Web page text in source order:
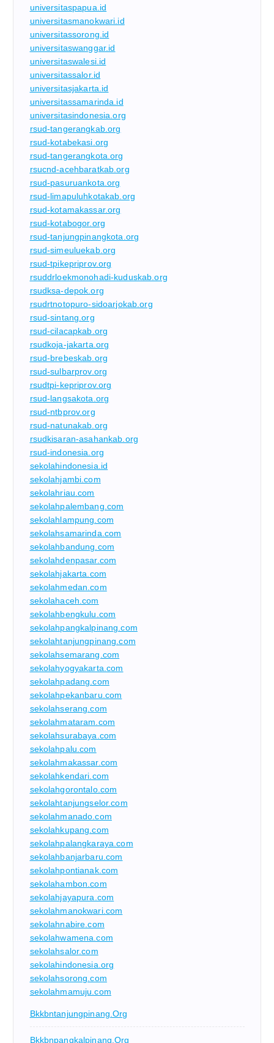
universitaspapua.id
universitasmanokwari.id
universitassorong.id
universitaswanggar.id
universitaswalesi.id
universitassalor.id
universitasjakarta.id
universitassamarinda.id
universitasindonesia.org
rsud-tangerangkab.org
rsud-kotabekasi.org
rsud-tangerangkota.org
rsucnd-acehbaratkab.org
rsud-pasuruankota.org
rsud-limapuluhkotakab.org
rsud-kotamakassar.org
rsud-kotabogor.org
rsud-tanjungpinangkota.org
rsud-simeuluekab.org
rsud-tpikepriprov.org
rsuddrloekmonohadi-kuduskab.org
rsudksa-depok.org
rsudrtnotopuro-sidoarjokab.org
rsud-sintang.org
rsud-cilacapkab.org
rsudkoja-jakarta.org
rsud-brebeskab.org
rsud-sulbarprov.org
rsudtpi-kepriprov.org
rsud-langsakota.org
rsud-ntbprov.org
rsud-natunakab.org
rsudkisaran-asahankab.org
rsud-indonesia.org
sekolahindonesia.id
sekolahjambi.com
sekolahriau.com
sekolahpalembang.com
sekolahlampung.com
sekolahsamarinda.com
sekolahbandung.com
sekolahdenpasar.com
sekolahjakarta.com
sekolahmedan.com
sekolahaceh.com
sekolahbengkulu.com
sekolahpangkalpinang.com
sekolahtanjungpinang.com
sekolahsemarang.com
sekolahyogyakarta.com
sekolahpadang.com
sekolahpekanbaru.com
sekolahserang.com
sekolahmataram.com
sekolahsurabaya.com
sekolahpalu.com
sekolahmakassar.com
sekolahkendari.com
sekolahgorontalo.com
sekolahtanjungselor.com
sekolahmanado.com
sekolahkupang.com
sekolahpalangkaraya.com
sekolahbanjarbaru.com
sekolahpontianak.com
sekolahambon.com
sekolahjayapura.com
sekolahmanokwari.com
sekolahnabire.com
sekolahwamena.com
sekolahsalor.com
sekolahindonesia.org
sekolahsorong.com
sekolahmamuju.com
Bkkbntanjungpinang.org
Bkkbnpangkalpinang.org